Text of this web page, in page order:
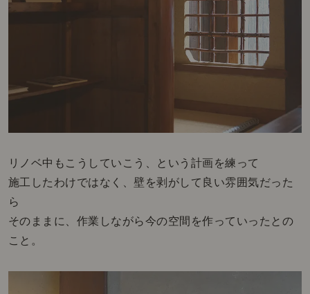
リノベ中もこうしていこう、という計画を練って
施工したわけではなく、壁を剥がして良い雰囲気だった
ら
そのままに、作業しながら今の空間を作っていったとの
こと。